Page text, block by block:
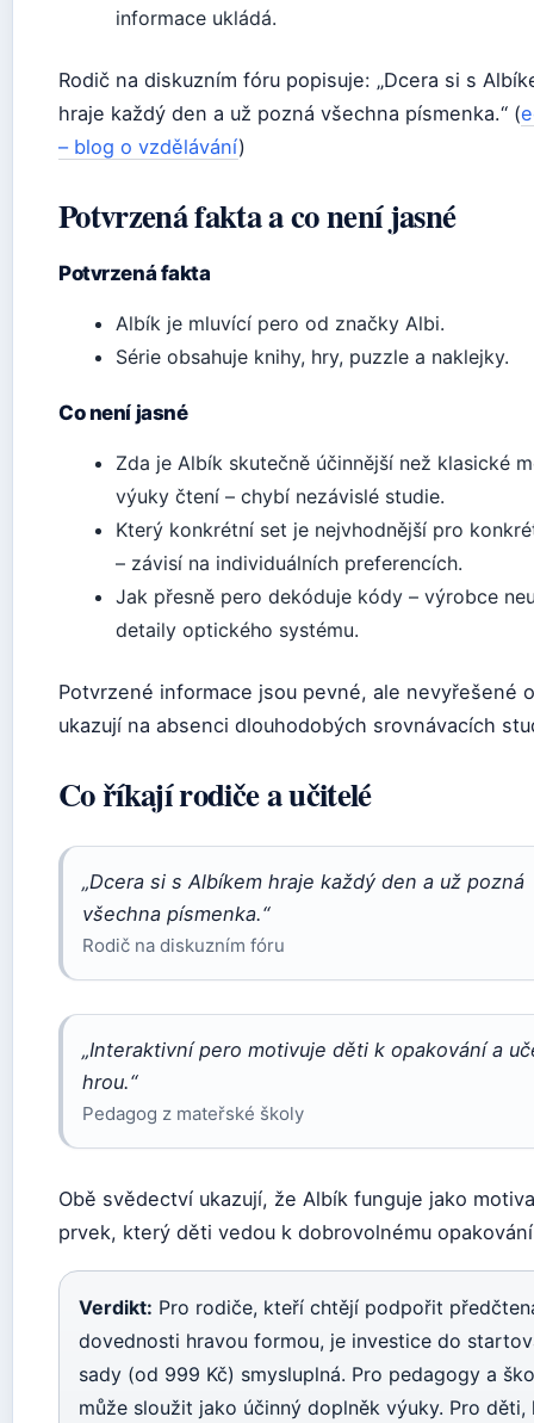
informace ukládá.
Rodič na diskuzním fóru popisuje: „Dcera si s
hraje každý den a už pozná všechna písmenka.“ (
– blog o vzdělávání)
Potvrzená fakta a co není jasné
Potvrzená fakta
Albík je mluvící pero od značky Albi.
Série obsahuje knihy, hry, puzzle a naklejky.
Co není jasné
Zda je Albík skutečně účinnější než klasické
výuky čtení – chybí nezávislé studie.
Který konkrétní set je nejvhodnější pro
– závisí na individuálních preferencích.
Jak přesně pero dekóduje kódy – výrobce
detaily optického systému.
Potvrzené informace jsou pevné, ale nevyřešené
ukazují na absenci dlouhodobých srovnávacích
Co říkají rodiče a učitelé
„Dcera si s Albíkem hraje každý den a už pozná
všechna písmenka.“
Rodič na diskuzním fóru
„Interaktivní pero motivuje děti k opakování a
hrou.“
Pedagog z mateřské školy
Obě svědectví ukazují, že Albík funguje jako
prvek, který děti vedou k dobrovolnému
Verdikt: Pro rodiče, kteří chtějí podpořit
dovednosti hravou formou, je investice do
sady (od 999 Kč) smysluplná. Pro pedagogy a
může sloužit jako účinný doplněk výuky. Pro děti,